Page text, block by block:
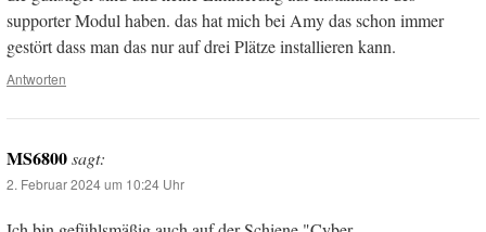
supporter Modul haben. das hat mich bei Amy das schon immer
gestört dass man das nur auf drei Plätze installieren kann.
Antworten
MS6800sagt:
2. Februar 2024 um 10:24 Uhr